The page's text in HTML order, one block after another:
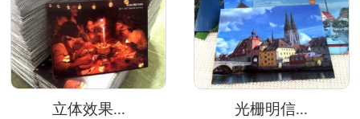
立体效果... 光栅明信...